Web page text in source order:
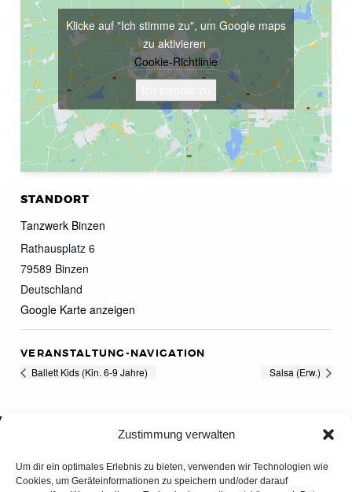
Zustimmung verwalten
Um dir ein optimales Erlebnis zu bieten, verwenden wir Technologien wie
Cookies, um Geräteinformationen zu speichern und/oder darauf
STANDORT
Tanzwerk Binzen
Rathausplatz 6
79589 Binzen
Deutschland
Google Karte anzeigen
Klicke auf "Ich stimme zu", um Google maps
zu aktivieren
Cookie-Richtlinie
VERANSTALTUNG-NAVIGATION
Ballett Kids (Kin. 6-9 Jahre) Salsa (Erw.)